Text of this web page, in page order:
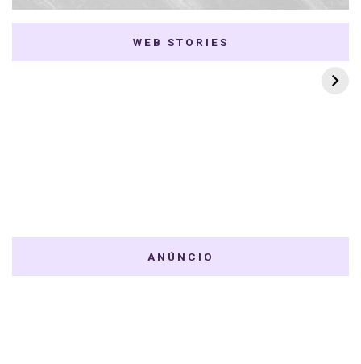
WEB STORIES
7 K-dramas Enemies
to Lovers
Thai Dramas com
First e Khaotung
ANÚNCIO